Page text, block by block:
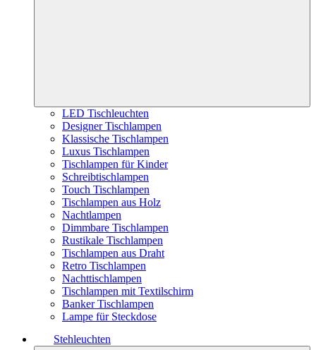
LED Tischleuchten
Designer Tischlampen
Klassische Tischlampen
Luxus Tischlampen
Tischlampen für Kinder
Schreibtischlampen
Touch Tischlampen
Tischlampen aus Holz
Nachtlampen
Dimmbare Tischlampen
Rustikale Tischlampen
Tischlampen aus Draht
Retro Tischlampen
Nachttischlampen
Tischlampen mit Textilschirm
Banker Tischlampen
Lampe für Steckdose
Stehleuchten